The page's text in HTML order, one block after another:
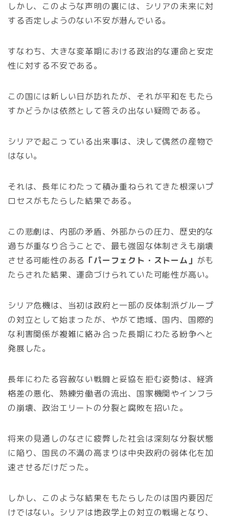
しかし、このような声明の裏には、シリアの未来に対
する否定しようのない不安が潜んでいる。
すなわち、大きな変革期における政治的な運命と安定
性に対する不安である。
この国には新しい日が訪れたが、それが平和をもたら
すかどうかは依然として答えの出ない疑問である。
シリアで起こっている出来事は、決して偶然の産物で
はない。
それは、長年にわたって積み重ねられてきた根深いプ
ロセスがもたらした結果である。
この悲劇は、内部の矛盾、外部からの圧力、歴史的な
過ちが重なり合うことで、最も強固な体制さえも崩壊
させる可能性のある 「パーフェクト・ストーム」 がも
たらされた結果、運命づけられていた可能性が高い。
シリア危機は、当初は政府と一部の反体制派グループ
の対立として始まったが、やがて地域、国内、国際的
な利害関係が複雑に絡み合った長期にわたる紛争へと
発展した。
長年にわたる容赦ない戦闘と妥協を拒む姿勢は、経済
格差の悪化、熟練労働者の流出、国家機関やインフラ
の崩壊、政治エリートの分裂と腐敗を招いた。
将来の見通しのなさに疲弊した社会は深刻な分裂状態
に陥り、国民の不満の高まりは中央政府の弱体化を加
速させるだけだった。
しかし、このような結果をもたらしたのは国内要因だ
けではない。シリアは地政学上の対立の戦場となり、